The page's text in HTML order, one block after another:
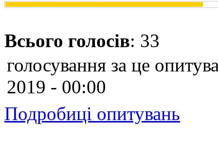
Всього голосів: 33
голосування за це
2019 - 00:00
Подробиці опитувань